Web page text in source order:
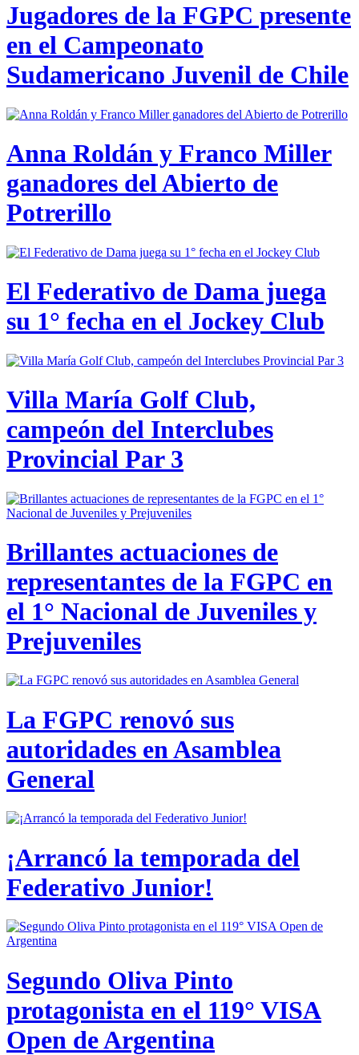
Jugadores de la FGPC presente
en el Campeonato
Sudamericano Juvenil de Chile
Anna Roldán y Franco Miller
ganadores del Abierto de
Potrerillo
El Federativo de Dama juega
su 1° fecha en el Jockey Club
Villa María Golf Club,
campeón del Interclubes
Provincial Par 3
Brillantes actuaciones de
representantes de la FGPC en
el 1° Nacional de Juveniles y
Prejuveniles
La FGPC renovó sus
autoridades en Asamblea
General
¡Arrancó la temporada del
Federativo Junior!
Segundo Oliva Pinto
protagonista en el 119° VISA
Open de Argentina